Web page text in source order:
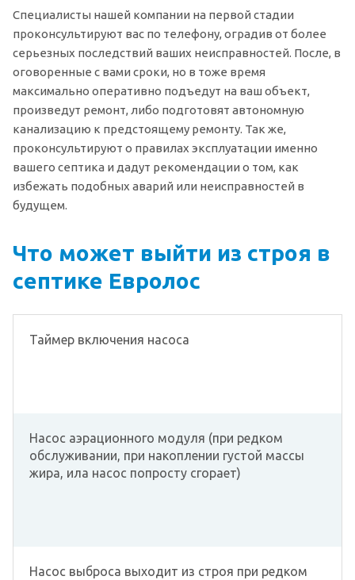
Специалисты нашей компании на первой стадии
проконсультируют вас по телефону, оградив от более
серьезных последствий ваших неисправностей. После, в
оговоренные с вами сроки, но в тоже время
максимально оперативно подъедут на ваш объект,
произведут ремонт, либо подготовят автономную
канализацию к предстоящему ремонту. Так же,
проконсультируют о правилах эксплуатации именно
вашего септика и дадут рекомендации о том, как
избежать подобных аварий или неисправностей в
будущем.
Что может выйти из строя в
септике Евролос
Таймер включения насоса
Насос аэрационного модуля (при редком
обслуживании, при накоплении густой массы
жира, ила насос попросту сгорает)
Насос выброса выходит из строя при редком